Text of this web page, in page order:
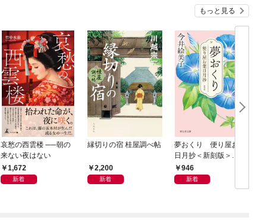
もっと見る
哀愁の西雲楼 ──朝の
来ない夜はない
1,672
新着
縁切りの宿 桂屋調べ帖
2,200
新着
夢おくり 便り屋お葉
日月抄＜新刻版＞
［1］
946
新着